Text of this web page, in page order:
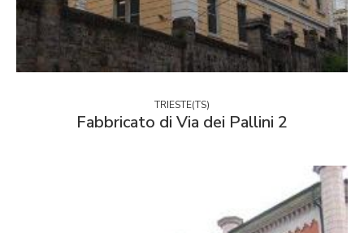
TRIESTE(TS)
Fabbricato di Via dei Pallini 2